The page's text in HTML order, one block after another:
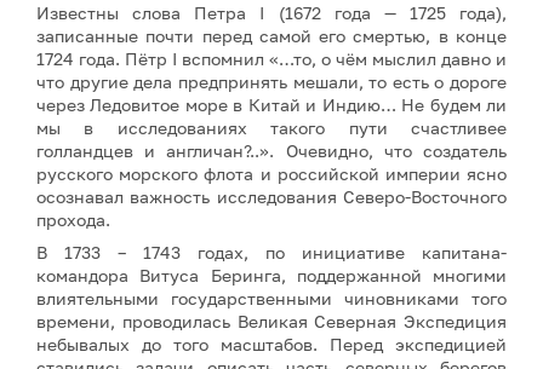
Известны слова Петра I (1672 года — 1725 года),
записанные почти перед самой его смертью, в конце
1724 года. Пётр I вспомнил «…то, о чём мыслил давно и
что другие дела предпринять мешали, то есть о дороге
через Ледовитое море в Китай и Индию… Не будем ли
мы в исследованиях такого пути счастливее
голландцев и англичан?..». Очевидно, что создатель
русского морского флота и российской империи ясно
осознавал важность исследования Северо-Восточного
прохода.
В 1733 – 1743 годах, по инициативе капитана-
командора Витуса Беринга, поддержанной многими
влиятельными государственными чиновниками того
времени, проводилась Великая Северная Экспедиция
небывалых до того масштабов. Перед экспедицией